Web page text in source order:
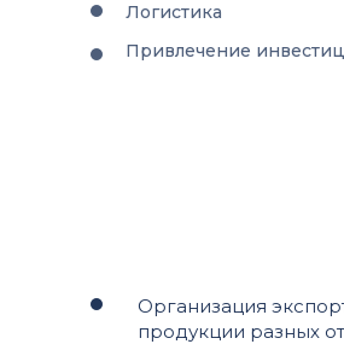
Логистика
Привлечение
Организация
продукции разных